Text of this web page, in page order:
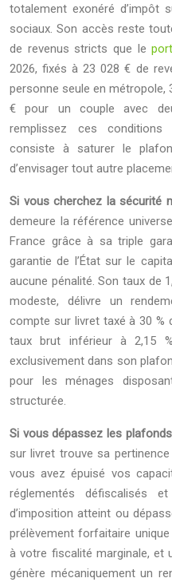
totalement exonéré d’impôt
sociaux. Son accès reste
de revenus stricts que le
2026, fixés à 23 028 € de
personne seule en métropole,
€ pour un couple avec
remplissez ces conditions
consiste à saturer le
d’envisager tout autre
Si vous cherchez la sécurité
demeure la référence
France grâce à sa triple
garantie de l’État sur le
aucune pénalité. Son taux de
modeste, délivre un
compte sur livret taxé à 30 %
taux brut inférieur à 2,15
exclusivement dans son
pour les ménages
structurée.
Si vous dépassez les
sur livret trouve sa
vous avez épuisé vos
réglementés défiscalisés
d’imposition atteint ou
prélèvement forfaitaire
à votre fiscalité marginale, et
génère mécaniquement un